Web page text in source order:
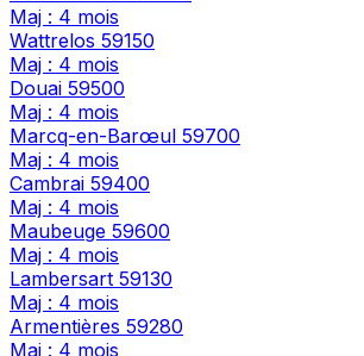
Maj : 4 mois
Wattrelos 59150
Maj : 4 mois
Douai 59500
Maj : 4 mois
Marcq-en-Barœul 59700
Maj : 4 mois
Cambrai 59400
Maj : 4 mois
Maubeuge 59600
Maj : 4 mois
Lambersart 59130
Maj : 4 mois
Armentières 59280
Maj : 4 mois